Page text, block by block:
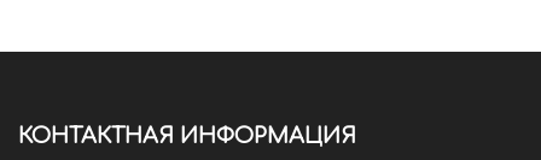
КОНТАКТНАЯ ИНФОРМАЦИЯ